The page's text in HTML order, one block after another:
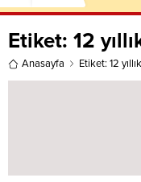
Etiket: 12
Anasayfa Etiket: 12